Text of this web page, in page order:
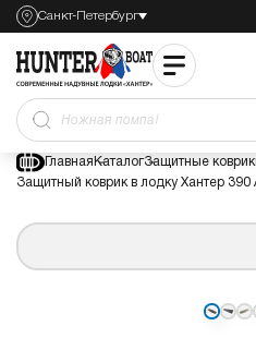
Санкт-Петербург
Ножная помпа
Защитный коврик в лодку Хантер
7 200
Главная КаталогЗащитные
Защитный коврик в лодку Хантер 390